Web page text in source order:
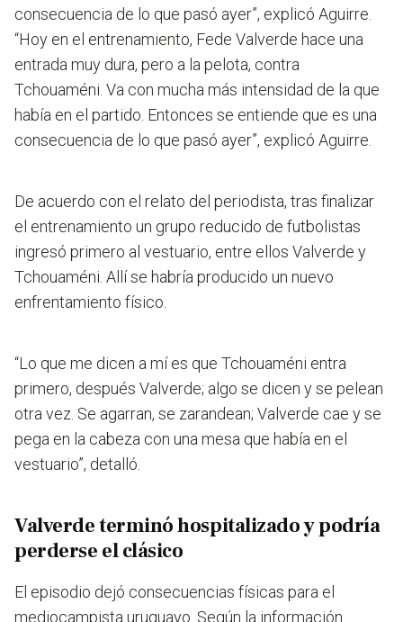
consecuencia de lo que pasó ayer”, explicó Aguirre.
“Hoy en el entrenamiento, Fede Valverde hace una
entrada muy dura, pero a la pelota, contra
Tchouaméni. Va con mucha más intensidad de la que
había en el partido. Entonces se entiende que es una
consecuencia de lo que pasó ayer”, explicó Aguirre.
De acuerdo con el relato del periodista, tras finalizar
el entrenamiento un grupo reducido de futbolistas
ingresó primero al vestuario, entre ellos Valverde y
Tchouaméni. Allí se habría producido un nuevo
enfrentamiento físico.
“Lo que me dicen a mí es que Tchouaméni entra
primero, después Valverde; algo se dicen y se pelean
otra vez. Se agarran, se zarandean; Valverde cae y se
pega en la cabeza con una mesa que había en el
vestuario”, detalló.
Valverde terminó hospitalizado y podría
perderse el clásico
El episodio dejó consecuencias físicas para el
mediocampista uruguayo. Según la información